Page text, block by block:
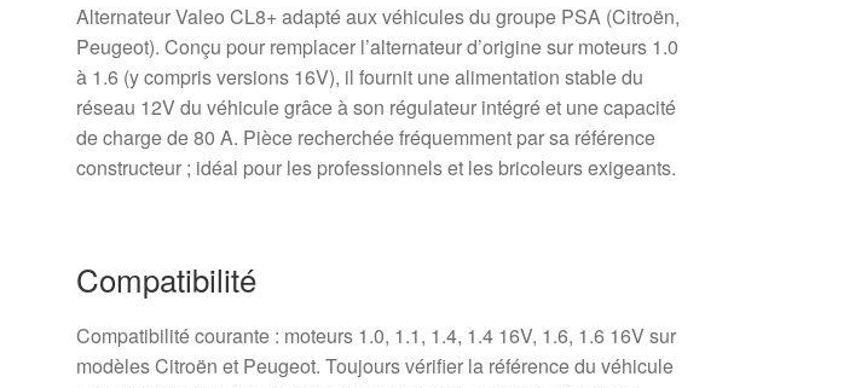
Alternateur Valeo CL8+ adapté aux véhicules du groupe PSA (Citroën,
Peugeot). Conçu pour remplacer l’alternateur d’origine sur moteurs 1.0
à 1.6 (y compris versions 16V), il fournit une alimentation stable du
réseau 12V du véhicule grâce à son régulateur intégré et une capacité
de charge de 80 A. Pièce recherchée fréquemment par sa référence
constructeur ; idéal pour les professionnels et les bricoleurs exigeants.
Compatibilité
Compatibilité courante : moteurs 1.0, 1.1, 1.4, 1.4 16V, 1.6, 1.6 16V sur
modèles Citroën et Peugeot. Toujours vérifier la référence du véhicule